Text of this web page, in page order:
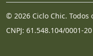
© 2026 Ciclo Chic.
CNPJ: 61.548.104/0001-20